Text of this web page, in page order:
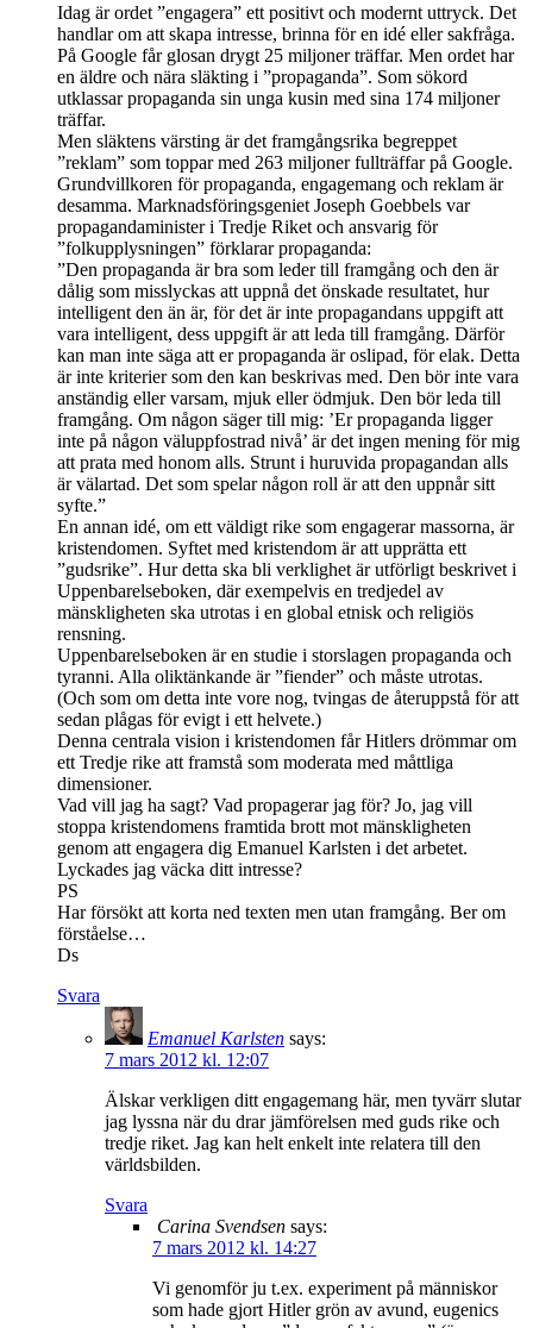
Idag är ordet ”engagera” ett positivt och modernt uttryck. Det
handlar om att skapa intresse, brinna för en idé eller sakfråga.
På Google får glosan drygt 25 miljoner träffar. Men ordet har
en äldre och nära släkting i ”propaganda”. Som sökord
utklassar propaganda sin unga kusin med sina 174 miljoner
träffar.
Men släktens värsting är det framgångsrika begreppet
”reklam” som toppar med 263 miljoner fullträffar på Google.
Grundvillkoren för propaganda, engagemang och reklam är
desamma. Marknadsföringsgeniet Joseph Goebbels var
propagandaminister i Tredje Riket och ansvarig för
”folkupplysningen” förklarar propaganda:
”Den propaganda är bra som leder till framgång och den är
dålig som misslyckas att uppnå det önskade resultatet, hur
intelligent den än är, för det är inte propagandans uppgift att
vara intelligent, dess uppgift är att leda till framgång. Därför
kan man inte säga att er propaganda är oslipad, för elak. Detta
är inte kriterier som den kan beskrivas med. Den bör inte vara
anständig eller varsam, mjuk eller ödmjuk. Den bör leda till
framgång. Om någon säger till mig: ’Er propaganda ligger
inte på någon väluppfostrad nivå’ är det ingen mening för mig
att prata med honom alls. Strunt i huruvida propagandan alls
är välartad. Det som spelar någon roll är att den uppnår sitt
syfte.”
En annan idé, om ett väldigt rike som engagerar massorna, är
kristendomen. Syftet med kristendom är att upprätta ett
”gudsrike”. Hur detta ska bli verklighet är utförligt beskrivet i
Uppenbarelseboken, där exempelvis en tredjedel av
mänskligheten ska utrotas i en global etnisk och religiös
rensning.
Uppenbarelseboken är en studie i storslagen propaganda och
tyranni. Alla oliktänkande är ”fiender” och måste utrotas.
(Och som om detta inte vore nog, tvingas de återuppstå för att
sedan plågas för evigt i ett helvete.)
Denna centrala vision i kristendomen får Hitlers drömmar om
ett Tredje rike att framstå som moderata med måttliga
dimensioner.
Vad vill jag ha sagt? Vad propagerar jag för? Jo, jag vill
stoppa kristendomens framtida brott mot mänskligheten
genom att engagera dig Emanuel Karlsten i det arbetet.
Lyckades jag väcka ditt intresse?
PS
Har försökt att korta ned texten men utan framgång. Ber om
förståelse…
Ds
Svara
Emanuel Karlsten says:
7 mars 2012 kl. 12:07
Älskar verkligen ditt engagemang här, men tyvärr slutar
jag lyssna när du drar jämförelsen med guds rike och
tredje riket. Jag kan helt enkelt inte relatera till den
världsbilden.
Svara
Carina Svendsen says:
7 mars 2012 kl. 14:27
Vi genomför ju t.ex. experiment på människor
som hade gjort Hitler grön av avund, eugenics